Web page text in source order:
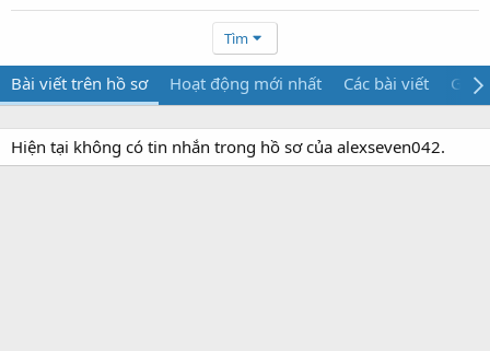
Tìm
Bài viết trên hồ sơ Hoạt động mới nhất Các bài viết Giới
Hiện tại không có tin nhắn trong hồ sơ của alexseven042.